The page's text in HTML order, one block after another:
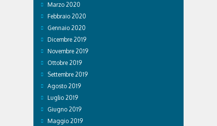
Marzo 2020
Febbraio 2020
Gennaio 2020
Dicembre 2019
Novembre 2019
Ottobre 2019
Settembre 2019
Agosto 2019
Luglio 2019
Giugno 2019
Maggio 2019